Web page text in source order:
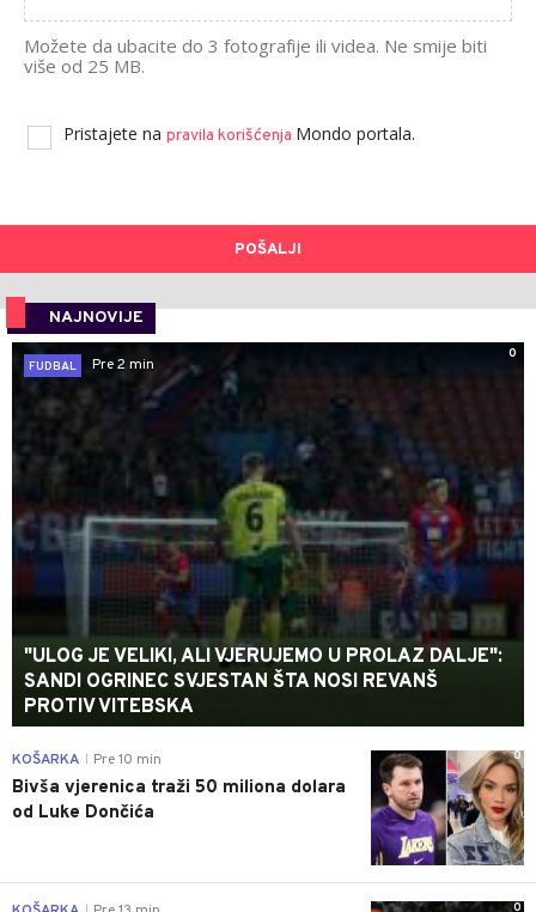
Možete da ubacite do 3 fotografije ili videa. Ne smije biti
više od 25 MB.
Pristajete na pravila korišćenja Mondo portala.
POŠALJI
NAJNOVIJE
0
FUDBAL
Pre 2 min
"ULOG JE VELIKI, ALI VJERUJEMO U PROLAZ DALJE":
SANDI OGRINEC SVJESTAN ŠTA NOSI REVANŠ
PROTIV VITEBSKA
0
KOŠARKA Pre 10 min
Bivša vjerenica traži 50 miliona dolara
od Luke Dončića
0